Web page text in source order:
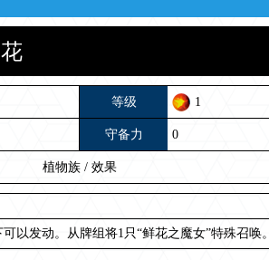
等级 1
守备力 0
植物族 / 效果
以发动。从牌组将1只“鲜花之魔女”特殊召唤。